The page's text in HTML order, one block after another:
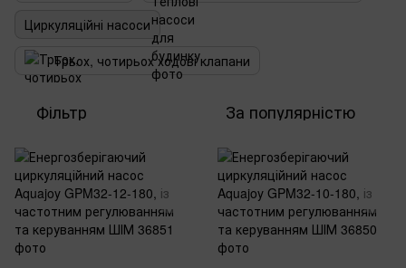
Циркуляційні насоси
Трьох, чотирьох ходові клапани
Фільтр За популярністю